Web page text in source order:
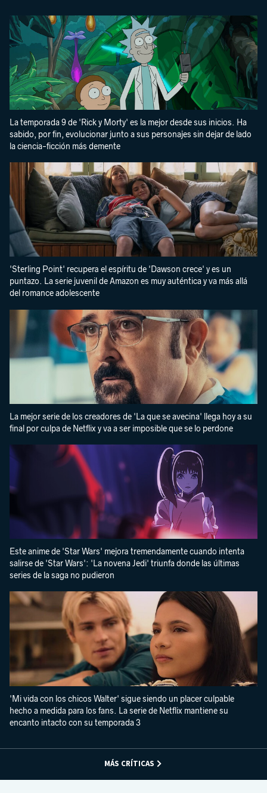
La temporada 9 de 'Rick y Morty' es la mejor desde sus inicios. Ha
sabido, por fin, evolucionar junto a sus personajes sin dejar de lado
la ciencia-ficción más demente
'Sterling Point' recupera el espíritu de 'Dawson crece' y es un
puntazo. La serie juvenil de Amazon es muy auténtica y va más allá
del romance adolescente
La mejor serie de los creadores de 'La que se avecina' llega hoy a su
final por culpa de Netflix y va a ser imposible que se lo perdone
Este anime de 'Star Wars' mejora tremendamente cuando intenta
salirse de 'Star Wars': 'La novena Jedi' triunfa donde las últimas
series de la saga no pudieron
'Mi vida con los chicos Walter' sigue siendo un placer culpable
hecho a medida para los fans. La serie de Netflix mantiene su
encanto intacto con su temporada 3
MÁS CRÍTICAS